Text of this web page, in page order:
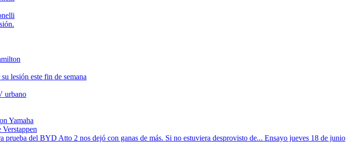
lesión este fin de semana
urbano
Yamaha
del BYD Atto 2 nos dejó con ganas de más. Si no estuviera desprovisto de... Ensayo jueves 18 de junio